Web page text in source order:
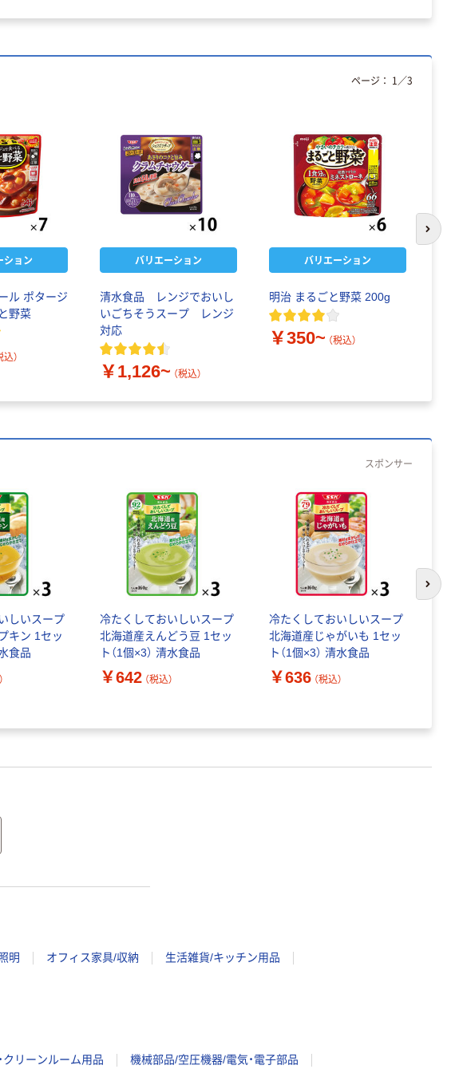
ション
ル ポタージ
野菜
込）
バリエーション
清水食品 レンジでおいし
いごちそうスープ レンジ
対応
￥1,126~ （税込）
バリエーション
明治 まるごと野菜 200g
￥350~ （税込）
ページ： 1 ／3
次
スポンサー
しいスープ
キン 1セッ
食品
冷たくしておいしいスープ
北海道産えんどう豆 1セッ
ト（1個×3） 清水食品
￥642 （税込）
冷たくしておいしいスープ
北海道産じゃがいも 1セッ
ト（1個×3） 清水食品
￥636 （税込）
次
明 オフィス家具/収納 生活雑貨/キッチン用品
クリーンルーム用品 機械部品/空圧機器/電気・電子部品